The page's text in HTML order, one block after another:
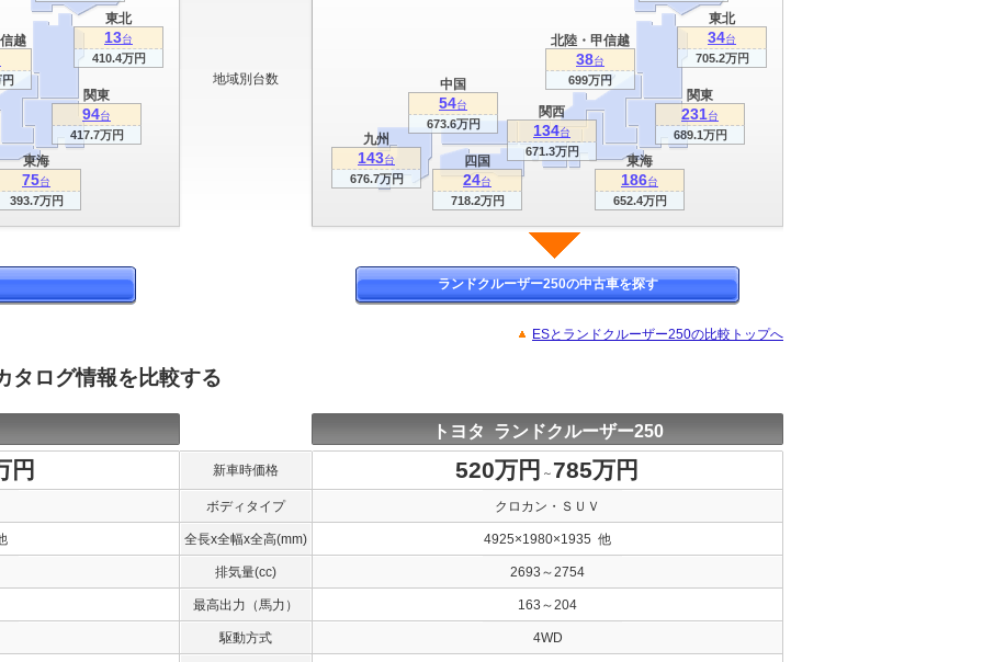
関東
94台
417.7万円
東海
75台
393.7万円
東北
13台
410.4万円
越
地域別台数
関東
231台
689.1万円
関西
134台
671.3万円
東海
186台
652.4万円
九州
143台
676.7万円
東北
34台
705.2万円
北陸・甲信越
38台
699万円
中国
54台
673.6万円
四国
24台
718.2万円
ランドクルーザー250の中古車を探す
ESとランドクルーザー250の比較トップへ
タログ情報を比較する
トヨタ ランドクルーザー250
円 新車時価格 520万円 ～ 785万円
ボディタイプ クロカン・ＳＵＶ
全長x全幅x全高(mm) 4925×1980×1935 他
排気量(cc) 2693～2754
最高出力（馬力） 163～204
駆動方式 4WD